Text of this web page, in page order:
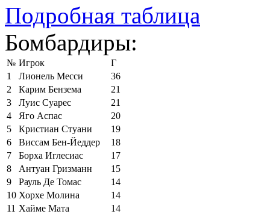
Подробная таблица
Бомбардиры:
№ Игрок
Г
1
Лионель Месси
36
2
Карим Бензема
21
3
Луис Суарес
21
4
Яго Аспас
20
5
Кристиан Стуани
19
6
Виссам Бен-Йеддер
18
7
Борха Иглесиас
17
8
Антуан Гризманн
15
9
Рауль Де Томас
14
10 Хорхе Молина
14
11 Хайме Мата
14